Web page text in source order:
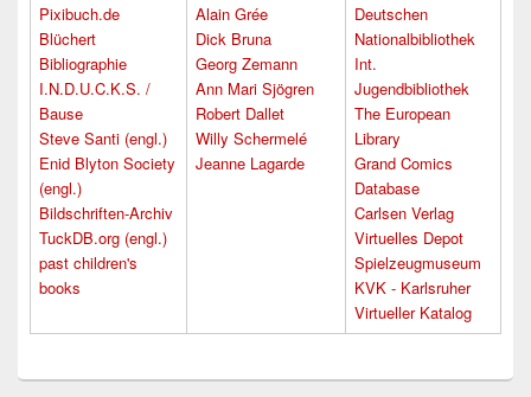
Pixibuch.de
Blüchert
Bibliographie
I.N.D.U.C.K.S. /
Bause
Steve Santi (engl.)
Enid Blyton Society
(engl.)
Bildschriften-Archiv
TuckDB.org (engl.)
past children's
books
Alain Grée
Dick Bruna
Georg Zemann
Ann Mari Sjögren
Robert Dallet
Willy Schermelé
Jeanne Lagarde
Deutschen
Nationalbibliothek
Int.
Jugendbibliothek
The European
Library
Grand Comics
Database
Carlsen Verlag
Virtuelles Depot
Spielzeugmuseum
KVK - Karlsruher
Virtueller Katalog